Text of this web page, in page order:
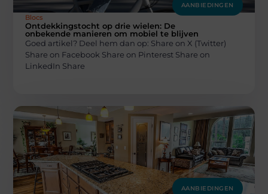
AANBIEDINGEN
Blocs
Ontdekkingstocht op drie wielen: De
onbekende manieren om mobiel te blijven
Goed artikel? Deel hem dan op: Share on X (Twitter)
Share on Facebook Share on Pinterest Share on
LinkedIn Share
AANBIEDINGEN